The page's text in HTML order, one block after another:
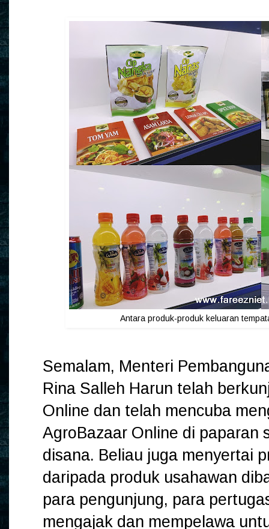
Antara produk-produk keluaran
Semalam, Menteri
Rina Salleh Harun telah
Online dan telah mencuba
AgroBazaar Online di paparan
disana. Beliau juga menyertai
daripada produk usahawan
para pengunjung, para
mengajak dan mempelawa